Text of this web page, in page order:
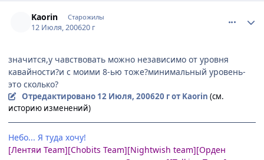
Kaorin Старожилы
12 Июля, 200620 г
значится,у чавствовать можно независимо от уровня
кавайности?и с моими 8-ью тоже?минимальный уровень-
это сколько?
Отредактировано 12 Июля, 200620 гот Kaorin (см.
историю изменений)
Небо... Я туда хочу!
[Лентяи Team][Chobits Team][Nightwish team][Орден